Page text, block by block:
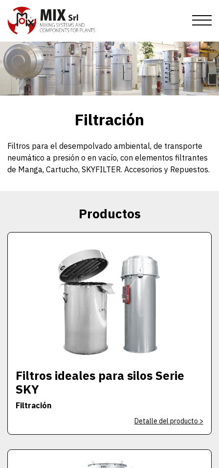
Pasar
contenido
principal
Inicio
Empresa
Misión
Certificados y Condiciones de venta
Filiales
Productos
Mezclado
Válvulas
Supervisión
Transporte
Extracción
Publicaciones
Novedades
Contactos
Solicitud de información
Ven y ùnete a nuestro equipo
IT EN DE FR ES RU
Filtración
Filtros para el desempolvado ambiental, de transporte
neumático a presión o en vacío, con elementos filtrantes
de Manga, Cartucho, SKYFILTER. Accesorios y Repuestos.
Productos
Filtros ideales para silos Serie
SKY
Filtración
Detalle del producto >